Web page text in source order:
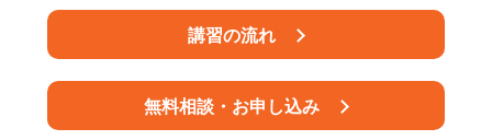
講習の流れ
無料相談・お申し込み